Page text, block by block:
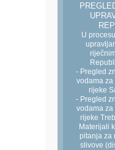
U
- Pregled
vodama za
rijeke
- Pregled
vodama za
rijeke
Materijali
pitanja za
slivove